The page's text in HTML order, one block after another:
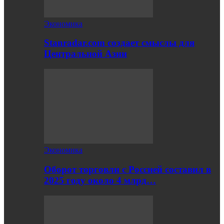
Экономика
Stanradar.com создает смыслы для
Центральной Азии
Экономика
Оборот торговли с Россией составил в
2025 году около 4 млрд…